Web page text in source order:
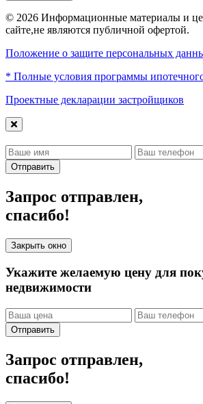
© 2026 Информационные материалы и
сайте,не являются публичной офертой.
Положение о защите персональных
* Полные условия программы
Проектные декларации застройщиков
Отправить
Запрос отправлен,
спасибо!
Закрыть окно
Укажите желаемую цену для
недвижимости
Отправить
Запрос отправлен,
спасибо!